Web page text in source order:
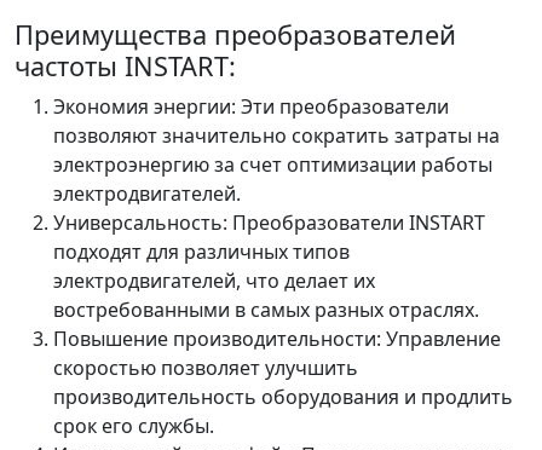
Преимущества преобразователей
частоты INSTART:
Экономия энергии: Эти преобразователи
позволяют значительно сократить затраты на
электроэнергию за счет оптимизации работы
электродвигателей.
Универсальность: Преобразователи INSTART
подходят для различных типов
электродвигателей, что делает их
востребованными в самых разных отраслях.
Повышение производительности: Управление
скоростью позволяет улучшить
производительность оборудования и продлить
срок его службы.